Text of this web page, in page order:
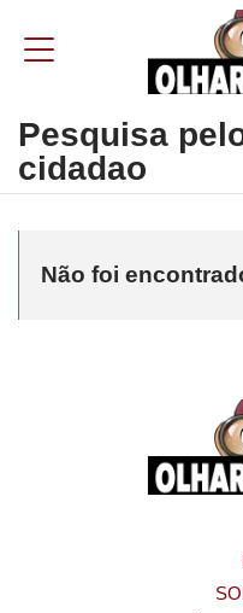
Pesquisa
cidadao
Não foi